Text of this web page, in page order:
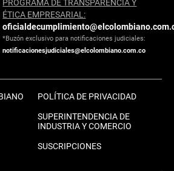
PROGRAMA DE TRANSPARENCIA Y
ÉTICA EMPRESARIAL:
*Buzón exclusivo para notificaciones judiciales:
notificacionesjudiciales@elcolombiano.com.co
POLÍTICA DE PRIVACIDAD
SUPERINTENDENCIA DE
INDUSTRIA Y COMERCIO
SUSCRIPCIONES